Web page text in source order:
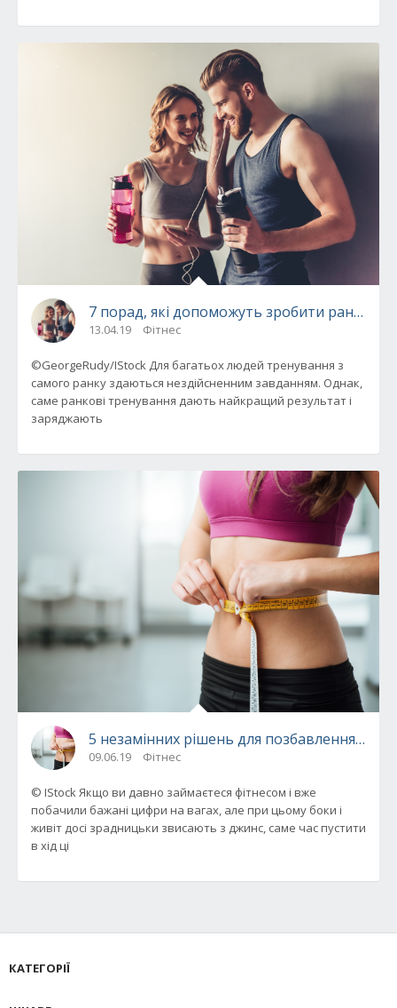
7 порад, які допоможуть зробити ранкові
13.04.19 Фітнес
©GeorgeRudy/IStock Для багатьох людей тренування з
самого ранку здаються нездійсненним завданням. Однак,
саме ранкові тренування дають найкращий результат і
заряджають
5 незамінних рішень для позбавлення від
09.06.19 Фітнес
© IStock Якщо ви давно займаєтеся фітнесом і вже
побачили бажані цифри на вагах, але при цьому боки і
живіт досі зрадницьки звисають з джинс, саме час пустити
в хід ці
КАТЕГОРІЇ